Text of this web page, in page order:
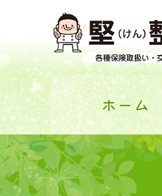
ホーム